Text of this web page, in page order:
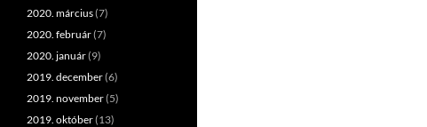
2020. március(7)
2020. február(7)
2020. január(9)
2019. december(6)
2019. november(5)
2019. október(13)